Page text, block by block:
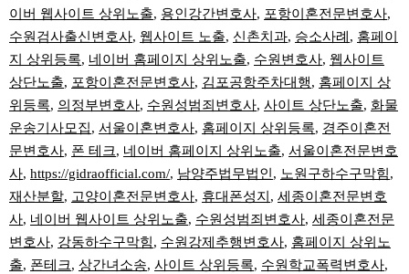
이버 웹사이트 상위노출, 용인강간변호사, 포항이혼전문변호사,
수원검사출신변호사, 웹사이트 노출, 신촌치과, 승소사례 , 홈페이
지 상위등록, 네이버 홈페이지 상위노출, 수원변호사, 웹사이트
상단노출, 포항이혼전문변호사, 김포공항주차대행, 홈페이지 상
위등록, 의정부변호사, 수원성범죄변호사, 사이트 상단노출, 화물
운송기사모집, 서울이혼변호사, 홈페이지 상위등록, 경주이혼전
문변호사, 폰 테크, 네이버 홈페이지 상위노출, 서울이혼전문변호
사, https://gidraofficial.com/, 남양주법무법인 , 노원구하수구막힘,
재산분할, 고양이혼전문변호사, 휴대폰성지 , 세종이혼전문변호
사, 네이버 웹사이트 상위노출, 수원성범죄변호사, 세종이혼전문
변호사, 강동하수구막힘, 수원강제추행변호사, 홈페이지 상위노
출, 폰테크, 상간녀소송, 사이트 상위등록, 수원학교폭력변호사,